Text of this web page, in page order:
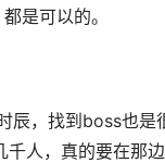
是可以的。
人，真的要在那